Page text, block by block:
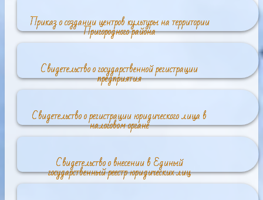
Приказ о создании центров культуры на территории
Пригородного района
Свидетельство о государственной регистрации
предприятия
Свидетельство о регистрации юридического лица в
налоговом органе
Свидетельство о внесении в Единый
государственный реестр юридических лиц